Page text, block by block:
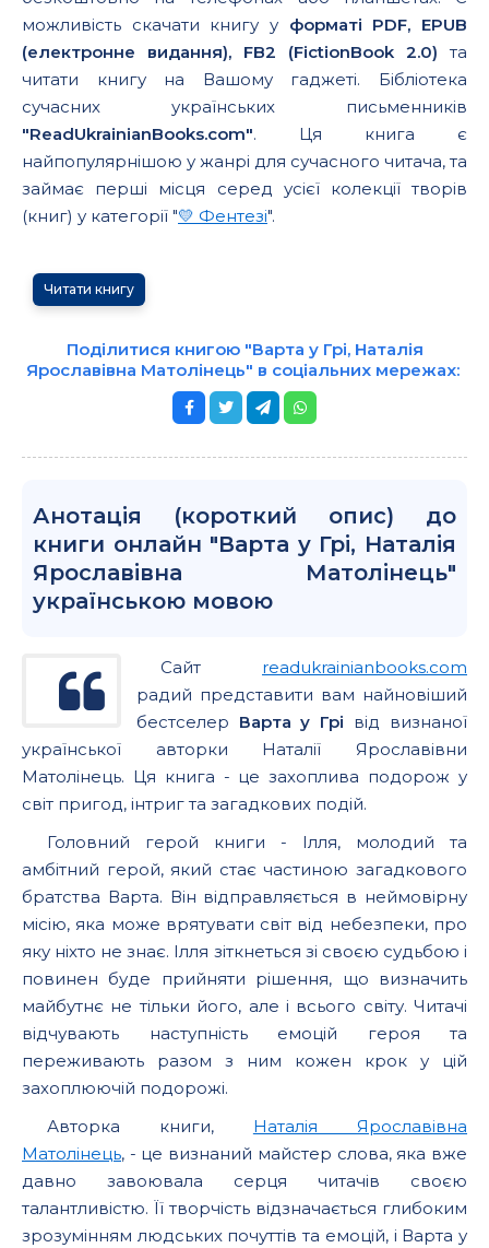
можливість скачати книгу у форматі PDF, EPUB
(електронне видання), FB2 (FictionBook 2.0) та
читати книгу на Вашому гаджеті. Бібліотека
сучасних українських письменників
"ReadUkrainianBooks.com". Ця книга є
найпопулярнішою у жанрі для сучасного читача, та
займає перші місця серед усієї колекції творів
(книг) у категорії "💛 Фентезі".
Читати книгу
Поділитися книгою "Варта у Грі, Наталія
Ярославівна Матолінець" в соціальних мережах:
Анотація (короткий опис) до
книги онлайн "Варта у Грі, Наталія
Ярославівна Матолінець"
українською мовою
Сайт readukrainianbooks.com
радий представити вам найновіший
бестселер Варта у Грі від визнаної
української авторки Наталії Ярославівни
Матолінець. Ця книга - це захоплива подорож у
світ пригод, інтриг та загадкових подій.
Головний герой книги - Ілля, молодий та
амбітний герой, який стає частиною загадкового
братства Варта. Він відправляється в неймовірну
місію, яка може врятувати світ від небезпеки, про
яку ніхто не знає. Ілля зіткнеться зі своєю судьбою і
повинен буде прийняти рішення, що визначить
майбутнє не тільки його, але і всього світу. Читачі
відчувають наступність емоцій героя та
переживають разом з ним кожен крок у цій
захоплюючій подорожі.
Авторка книги, Наталія Ярославівна
Матолінець, - це визнаний майстер слова, яка вже
давно завоювала серця читачів своєю
талантливістю. Її творчість відзначається глибоким
зрозумінням людських почуттів та емоцій, і Варта у